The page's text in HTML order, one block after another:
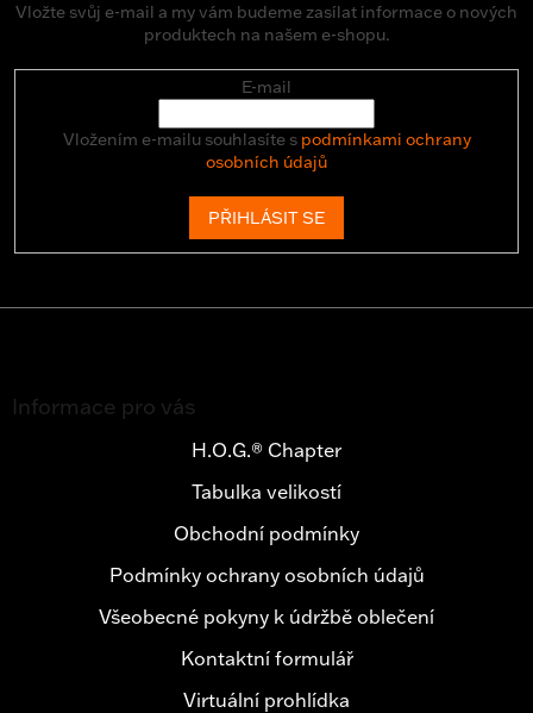
Vložte svůj e-mail a my vám budeme zasílat informace o nových
produktech na našem e-shopu.
E-mail
Vložením e-mailu souhlasíte s podmínkami ochrany
osobních údajů
PŘIHLÁSIT SE
Informace pro vás
H.O.G.® Chapter
Tabulka velikostí
Obchodní podmínky
Podmínky ochrany osobních údajů
Všeobecné pokyny k údržbě oblečení
Kontaktní formulář
Virtuální prohlídka